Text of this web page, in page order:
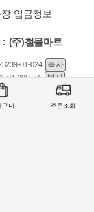
구니 주문조회
입금정보
: (주)철물마트
01-024
복사
01-205674
복사
3882-11 복사